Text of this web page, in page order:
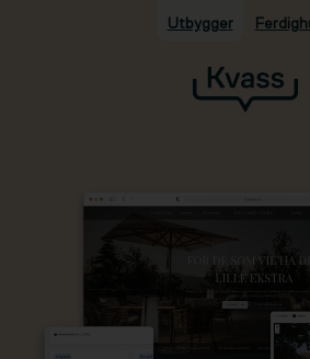
Hopp til hovedinnhold
Utbygger